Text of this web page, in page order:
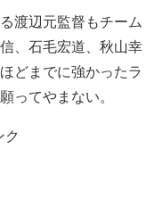
渡辺元監督もチーム
、石毛宏道、秋山幸
どまでに強かったラ
ってやまない。
ク